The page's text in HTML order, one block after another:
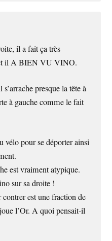
il a fait ça très
il A BIEN VU VINO.
presque la tête à
à gauche comme le fait
vélo pour se déporter ainsi
est vraiment atypique.
sur sa droite !
est une fraction de
l’Or. A quoi pensait-il